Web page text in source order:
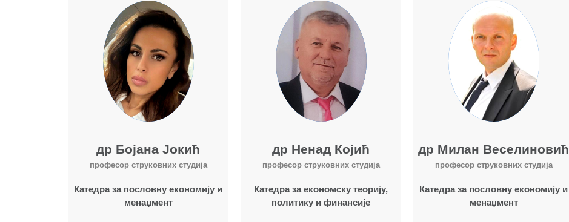
Више о наставнику
др Бојана Јокић
професор струковних студија
Катедра за пословну економију и
менаџмент
др Ненад Којић
професор струковних студија
Катедра за економску теорију,
политику и финансије
др Милан Веселиновић
професор струковних студија
Катедра за пословну економију и
менаџмент